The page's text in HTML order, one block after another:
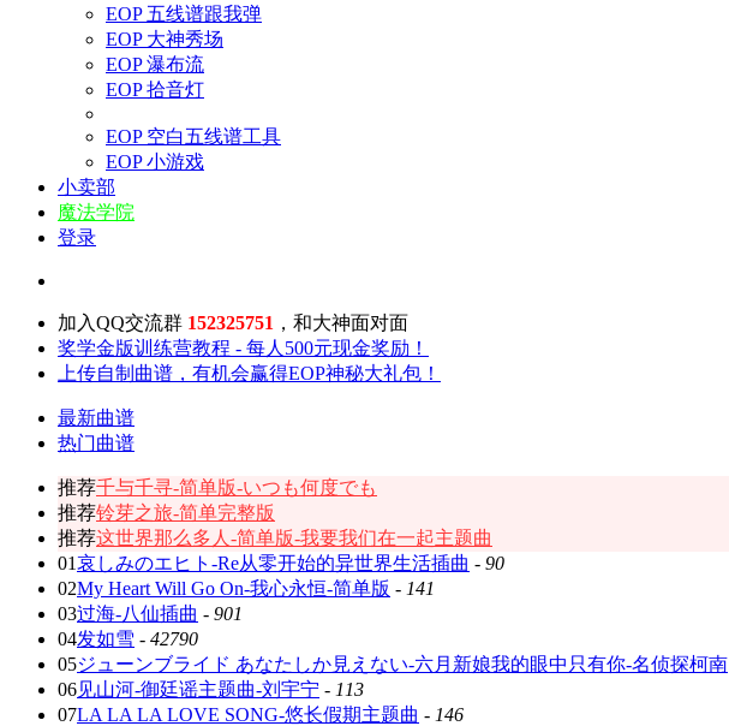
EOP 五线谱跟我弹
EOP 大神秀场
EOP 瀑布流
EOP 拾音灯
EOP 空白五线谱工具
EOP 小游戏
小卖部
魔法学院
登录
加入QQ交流群 152325751 ，和大神面对面
奖学金版训练营教程 - 每人500元现金奖励！
上传自制曲谱，有机会赢得EOP神秘大礼包！
最新曲谱
热门曲谱
推荐千与千寻-简单版-いつも何度でも
推荐铃芽之旅-简单完整版
推荐这世界那么多人-简单版-我要我们在一起主题曲
01哀しみのエヒト-Re从零开始的异世界生活插曲 - 90
02My Heart Will Go On-我心永恒-简单版 - 141
03过海-八仙插曲 - 901
04发如雪 - 42790
05ジューンブライド あなたしか見えない-六月新娘我的眼中只有你-名侦探柯南
06见山河-御廷谣主题曲-刘宇宁 - 113
07LA LA LA LOVE SONG-悠长假期主题曲 - 146